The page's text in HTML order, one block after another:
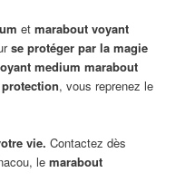
etmarabout voyant
se protéger par la magie
medium marabout
, vous reprenez le
vie. Contactez dès
lemarabout